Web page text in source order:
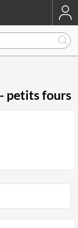
petits fours